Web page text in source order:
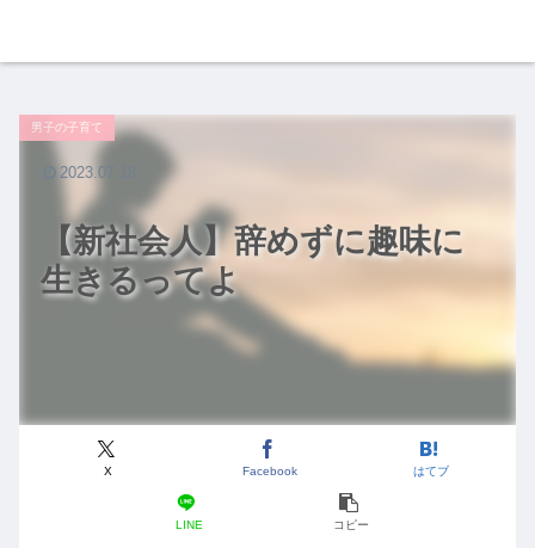
【新社会人】辞めずに趣味に
生きるってよ
男子の子育て
X Facebook はてブ
LINE コピー
2023.07.18